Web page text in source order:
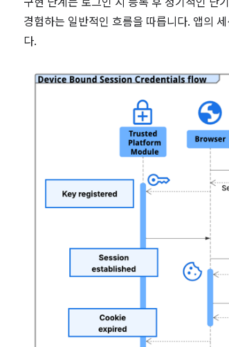
구현 단계는 로그인 시 등록 후 정기적인 단
경험하는 일반적인 흐름을 따릅니다. 앱의
다.